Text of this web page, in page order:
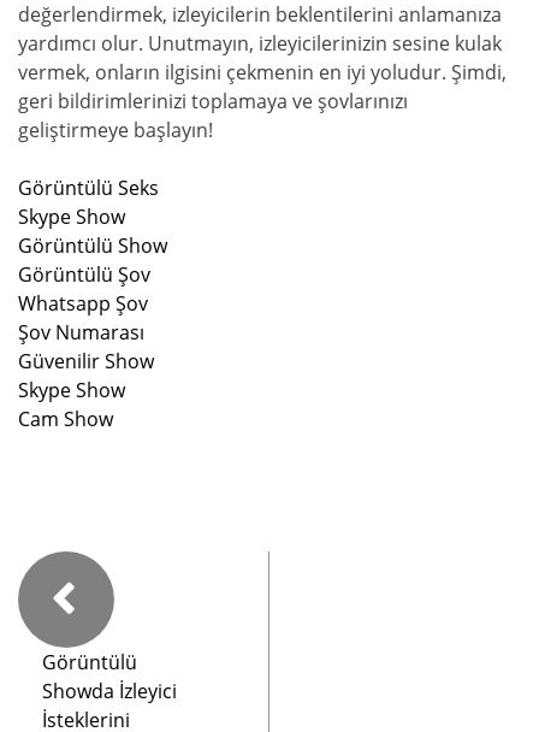
değerlendirmek, izleyicilerin beklentilerini anlamanıza
yardımcı olur. Unutmayın, izleyicilerinizin sesine kulak
vermek, onların ilgisini çekmenin en iyi yoludur. Şimdi,
geri bildirimlerinizi toplamaya ve şovlarınızı
geliştirmeye başlayın!
Görüntülü Seks
Skype Show
Görüntülü Show
Görüntülü Şov
Whatsapp Şov
Şov Numarası
Güvenilir Show
Skype Show
Cam Show
Görüntülü
Showda İzleyici
İsteklerini